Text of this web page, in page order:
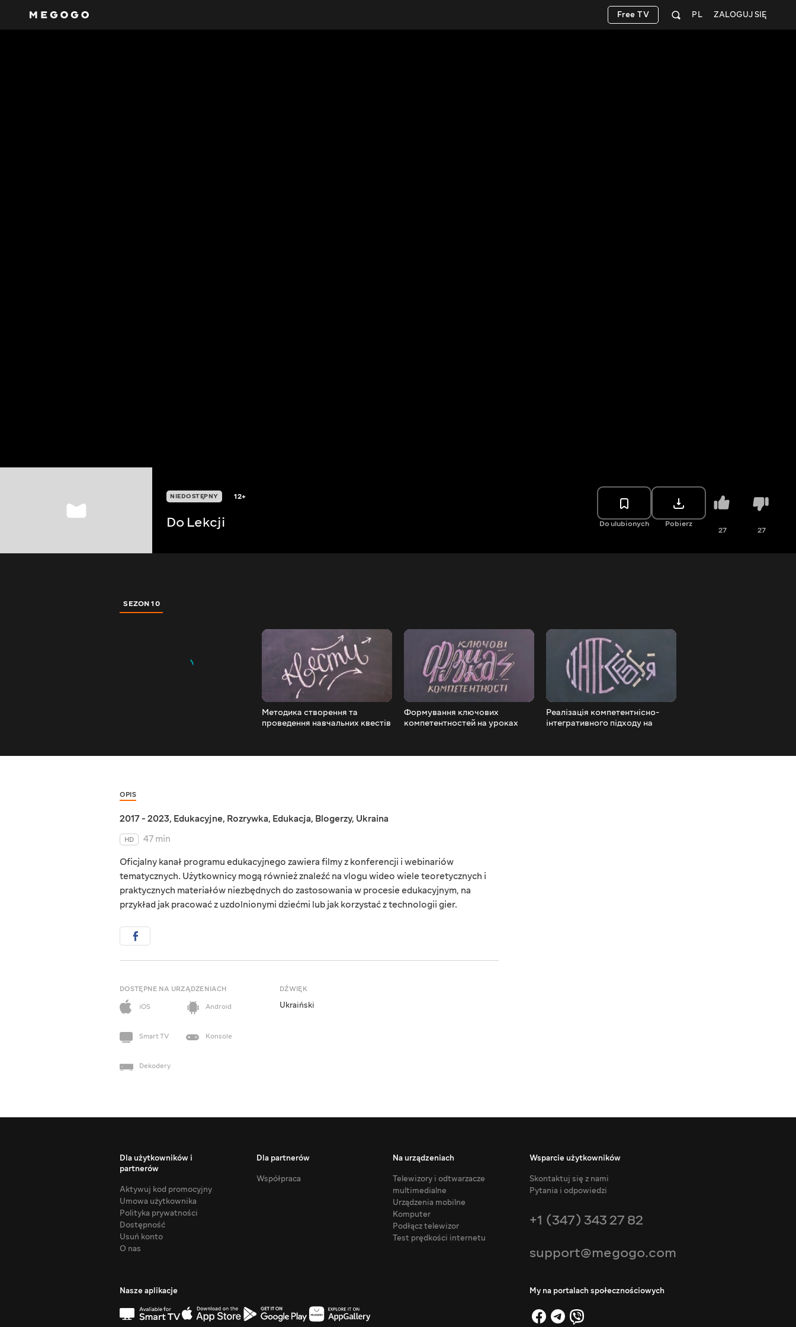
ZALOGUJ SIĘ
PL
Free TV
NIEDOSTĘPNY 12+
Do Lekcji Do ulubionych Pobierz
27 27
SEZON 10
Методика створення та
проведення навчальних квестів
Формування ключових
компетентностей на уроках
Реалізація компетентнісно-
інтегративного підходу на
OPIS
2017 - 2023, Edukacyjne, Rozrywka, Edukacja, Blogerzy, Ukraina
HD
47 min
Oficjalny kanał programu edukacyjnego zawiera filmy z konferencji i webinariów
tematycznych. Użytkownicy mogą również znaleźć na vlogu wideo wiele teoretycznych i
praktycznych materiałów niezbędnych do zastosowania w procesie edukacyjnym, na
przykład jak pracować z uzdolnionymi dziećmi lub jak korzystać z technologii gier.
DOSTĘPNE NA URZĄDZENIACH
iOS
Android
Smart TV Konsole
Dekodery
DŹWIĘK
Ukraiński
Dla użytkowników i
partnerów
Aktywuj kod promocyjny
Umowa użytkownika
Polityka prywatności
Dostępność
Usuń konto
O nas
Dla partnerów
Współpraca
Na urządzeniach
Telewizory i odtwarzacze
multimedialne
Urządzenia mobilne
Komputer
Podłącz telewizor
Test prędkości internetu
Wsparcie użytkowników
Skontaktuj się z nami
Pytania i odpowiedzi
+1 (347) 343 27 82
support@megogo.com
Nasze aplikacje My na portalach społecznościowych